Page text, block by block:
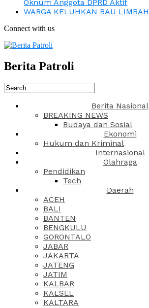
Oknum Anggota DPRD Aktif
WARGA KELUHKAN BAU
Connect with us
Berita Patroli
Berita Nasional
BREAKING NEWS
Budaya dan Sosial
Ekonomi
Hukum dan Kriminal
Internasional
Olahraga
Pendidikan
Tech
Daerah
ACEH
BALI
BANTEN
BENGKULU
GORONTALO
JABAR
JAKARTA
JATENG
JATIM
KALBAR
KALSEL
KALTARA